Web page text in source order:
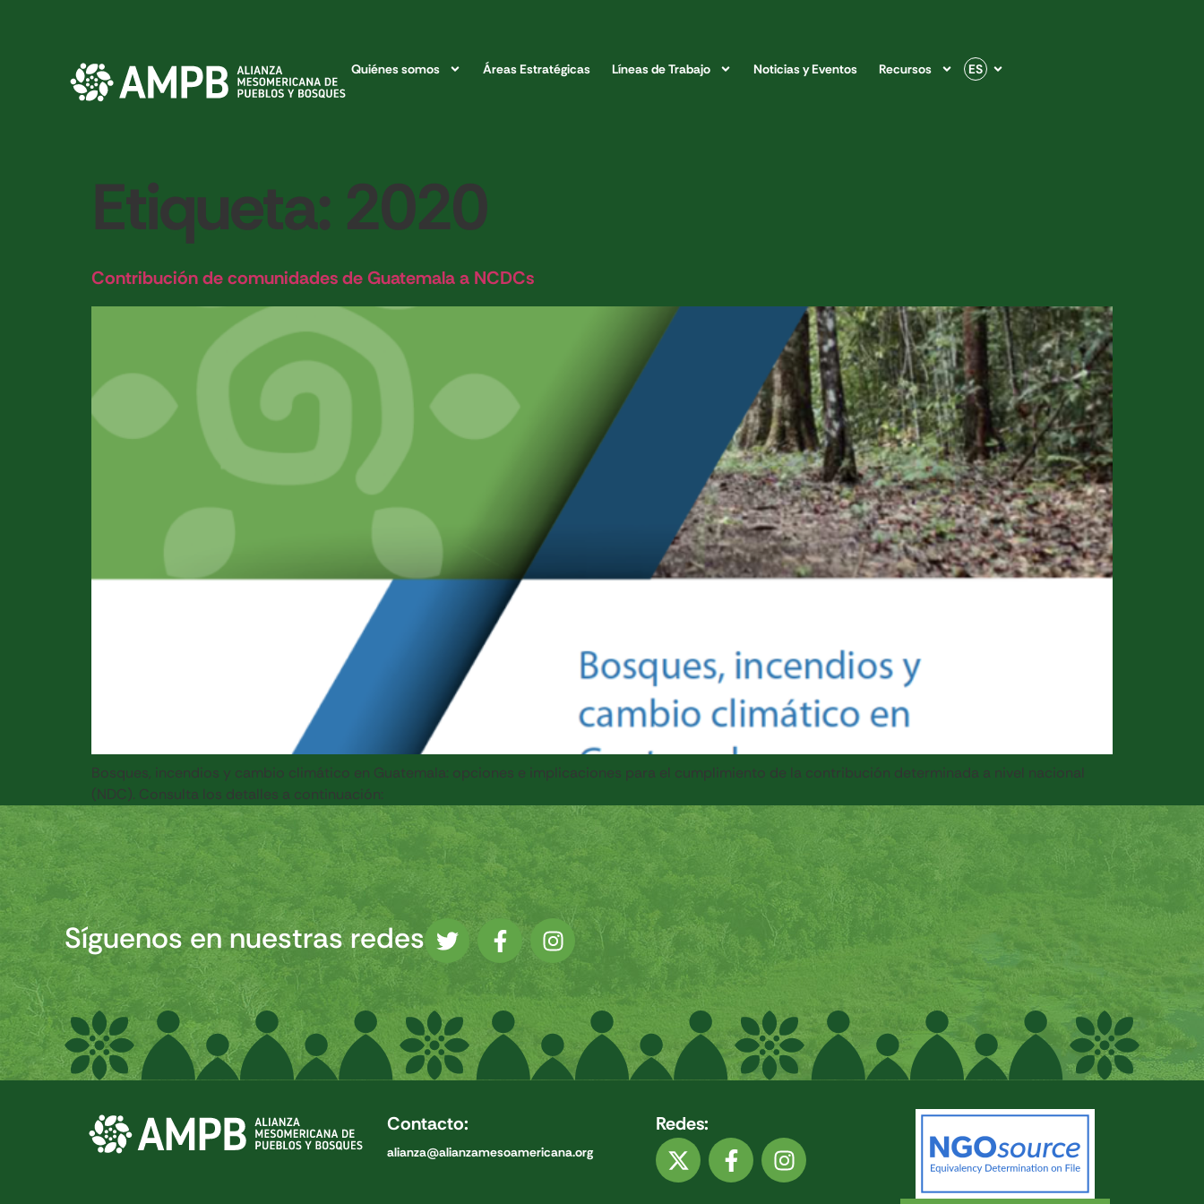
Quiénes somos Áreas Estratégicas Líneas de Trabajo Noticias y Eventos Recursos ES
Etiqueta: 2020
Contribución de comunidades de Guatemala a NCDCs
Bosques, incendios y cambio climático en Guatemala: opciones e implicaciones para el cumplimiento de la contribución determinada a nivel nacional
(NDC). Consulta los detalles a continuación:
Síguenos en nuestras redes
Contacto:
alianza@alianzamesoamericana.org
Redes: